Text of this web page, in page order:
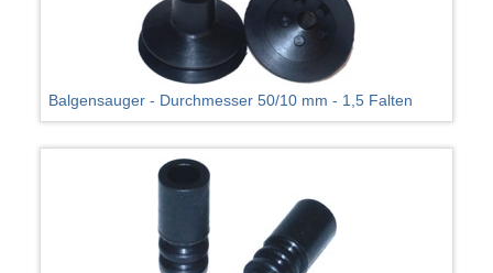
Balgensauger - Durchmesser 50/10 mm - 1,5 Falten